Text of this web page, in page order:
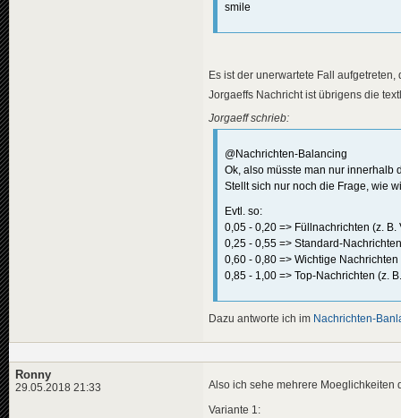
smile
Es ist der unerwartete Fall
Jorgaeffs Nachricht ist übrigens die
Jorgaeff schrieb:
@Nachrichten-Balancing
Ok, also müsste man nur innerhalb
Stellt sich nur noch die Frage, wie
Evtl. so:
0,05 - 0,20 => Füllnachrichten (z. B.
0,25 - 0,55 => Standard-
0,60 - 0,80 => Wichtige
0,85 - 1,00 => Top-Nachrichten (z.
Dazu antworte ich im Nachrichten-
Ronny
29.05.2018 21:33 Also ich sehe mehrere Moeglichkeiten
Variante 1: